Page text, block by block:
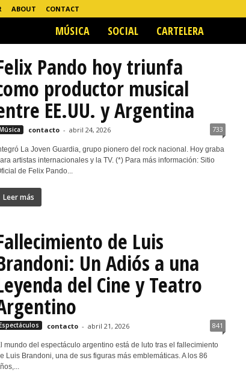
ABOUT
CONTACT
MÚSICA SOCIAL CARTELERA
Pando hoy triunfa
pro­duc­tor musi­cal
EE.UU. y Argentina
contacto - abril 24, 2026 733
La Joven Guar­dia, grupo pio­nero del rock nacio­nal. Hoy graba
artis­tas inter­na­cio­na­les y la TV. (*) Para más información: Sitio
de Felix Pando...
Leer más
de Luis
Un Adiós a una
del Cine y Teatro
contacto - abril 21, 2026 841
mundo del espectáculo argentino está de luto tras el fallecimiento
Luis Brandoni, una de sus figuras más emblemáticas. A los 86